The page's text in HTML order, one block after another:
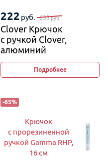
222 руб. 633руб.
Clover Крючок
с ручкой Clover,
алюминий
Подробнее
-65%
Крючок
с прорезиненной
ручкой Gamma RHP,
16 см